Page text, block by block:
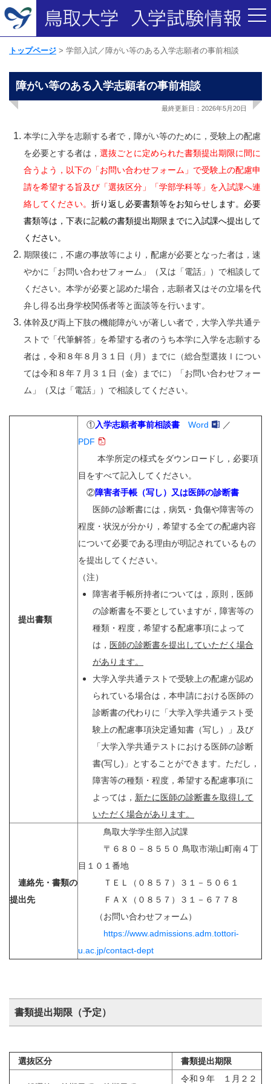
トップページ 学部入試／障がい等のある入学志願者の事前相談
障がい等のある入学志願者の事前相談
最終更新日：2026年5月20日
本学に入学を志願する者で，障がい等のために，受験上の配慮
を必要とする者は， 選抜ごとに定められた書類提出期限に間に
合うよう，以下の「お問い合わせフォーム」で受験上の配慮申
請を希望する旨及び「選抜区分」「学部学科等」を入試課へ連
絡してください。 折り返し必要書類等をお知らせします。必要
書類等は，下表に記載の書類提出期限までに入試課へ提出して
ください。
期限後に，不慮の事故等により，配慮が必要となった者は，速
やかに「お問い合わせフォーム」（又は「電話」）で相談して
ください。本学が必要と認めた場合，志願者又はその立場を代
弁し得る出身学校関係者等と面談等を行います。
体幹及び両上下肢の機能障がいが著しい者で，大学入学共通テ
ストで「代筆解答」を希望する者のうち本学に入学を志願する
者は，令和８年８月３１日（月）までに（総合型選抜Ⅰについ
ては令和８年７月３１日（金）までに）「お問い合わせフォー
ム」（又は「電話」）で相談してください。
提出書類
①入学志願者事前相談書 Word
／
PDF
本学所定の様式をダウンロードし，必要項
目をすべて記入してください。
②障害者手帳（写し）又は医師の診断書
医師の診断書には，病気・負傷や障害等の
程度・状況が分かり，希望する全ての配慮内容
について必要である理由が明記されているもの
を提出してください。
（注）
障害者手帳所持者については，原則，医師
の診断書を不要としていますが，障害等の
種類・程度，希望する配慮事項によって
は， 医師の診断書を提出していただく場合
があります。
大学入学共通テストで受験上の配慮が認め
られている場合は，本申請における医師の
診断書の代わりに「大学入学共通テスト受
験上の配慮事項決定通知書（写し）」及び
「大学入学共通テストにおける医師の診断
書(写し)」とすることができます。ただし，
障害等の種類・程度，希望する配慮事項に
よっては， 新たに医師の診断書を取得して
いただく場合があります。
連絡先・書類の
提出先
鳥取大学学生部入試課
〒６８０－８５５０ 鳥取市湖山町南４丁
目１０１番地
ＴＥＬ（０８５７）３１－５０６１
ＦＡＸ（０８５７）３１－６７７８
（お問い合わせフォーム）
https://www.admissions.adm.tottori-
u.ac.jp/contact-dept
書類提出期限（予定）
選抜区分 書類提出期限
令和９年 １月２２